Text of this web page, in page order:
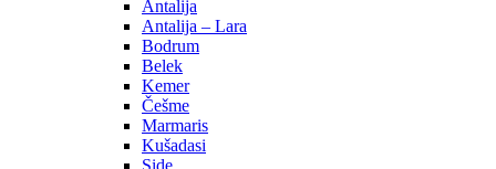
Antalija
Antalija – Lara
Bodrum
Belek
Kemer
Češme
Marmaris
Kušadasi
Side